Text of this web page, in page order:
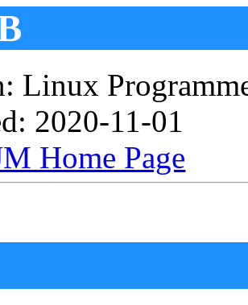
Linux
2020-11-01
Home Page